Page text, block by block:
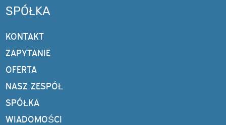
SPÓŁKA
KONTAKT
ZAPYTANIE
OFERTA
NASZ ZESPÓŁ
SPÓŁKA
WIADOMOŚCI